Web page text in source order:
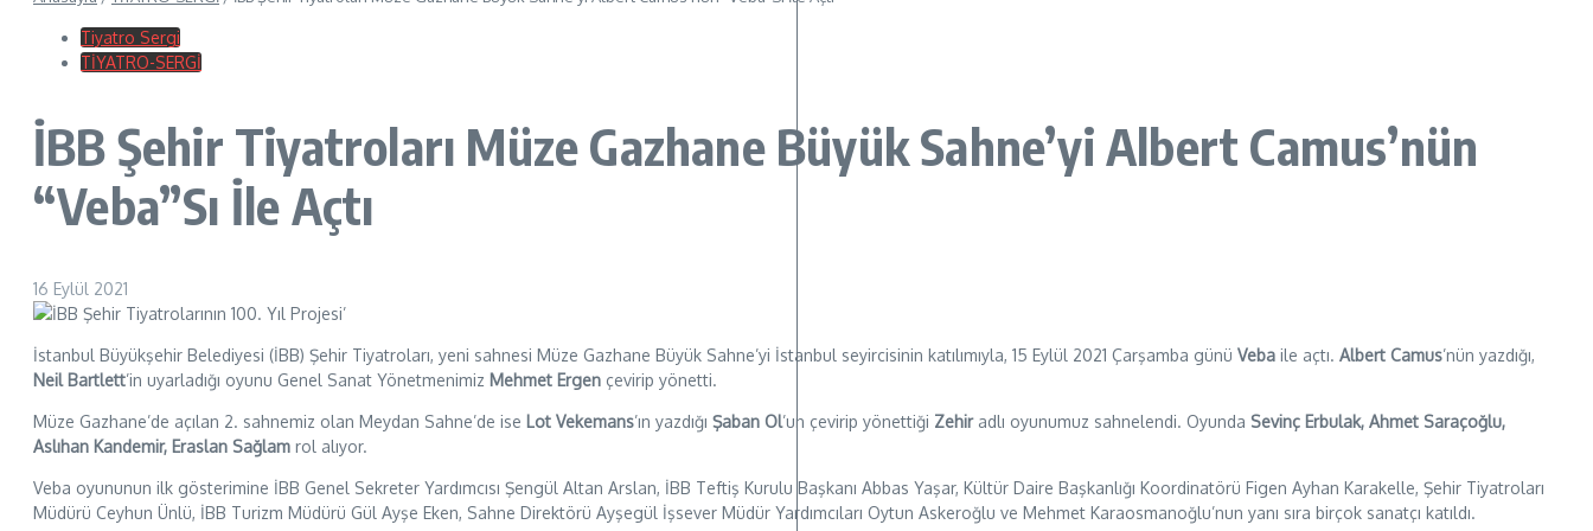
Tiyatro Sergi
TİYATRO-SERGİ
İBB Şehir Tiyatroları Müze Gazhane Büyük Sahne’yi Albert Camus’nün
“Veba”Sı İle Açtı
16 Eylül 2021
İstanbul Büyükşehir Belediyesi (İBB) Şehir Tiyatroları, yeni sahnesi Müze Gazhane Büyük Sahne’yi İstanbul seyircisinin katılımıyla, 15 Eylül 2021 Çarşamba günü Veba ile açtı. Albert Camus’nün yazdığı,
Neil Bartlett’in uyarladığı oyunu Genel Sanat Yönetmenimiz Mehmet Ergen çevirip yönetti.
Müze Gazhane’de açılan 2. sahnemiz olan Meydan Sahne’de ise Lot Vekemans’ın yazdığı Şaban Ol’un çevirip yönettiği Zehiradlı oyunumuz sahnelendi. Oyunda Sevinç Erbulak, Ahmet Saraçoğlu,
Aslıhan Kandemir, Eraslan Sağlam rol alıyor.
Veba oyununun ilk gösterimine İBB Genel Sekreter Yardımcısı Şengül Altan Arslan, İBB Teftiş Kurulu Başkanı Abbas Yaşar, Kültür Daire Başkanlığı Koordinatörü Figen Ayhan Karakelle, Şehir Tiyatroları
Müdürü Ceyhun Ünlü, İBB Turizm Müdürü Gül Ayşe Eken, Sahne Direktörü Ayşegül İşsever Müdür Yardımcıları Oytun Askeroğlu ve Mehmet Karaosmanoğlu’nun yanı sıra birçok sanatçı katıldı.